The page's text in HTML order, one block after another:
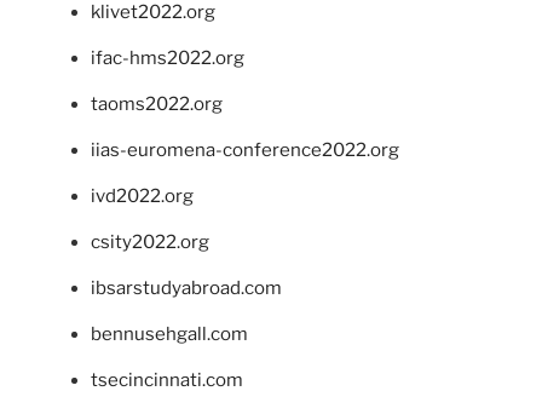
klivet2022.org
ifac-hms2022.org
taoms2022.org
iias-euromena-conference2022.org
ivd2022.org
csity2022.org
ibsarstudyabroad.com
bennusehgall.com
tsecincinnati.com